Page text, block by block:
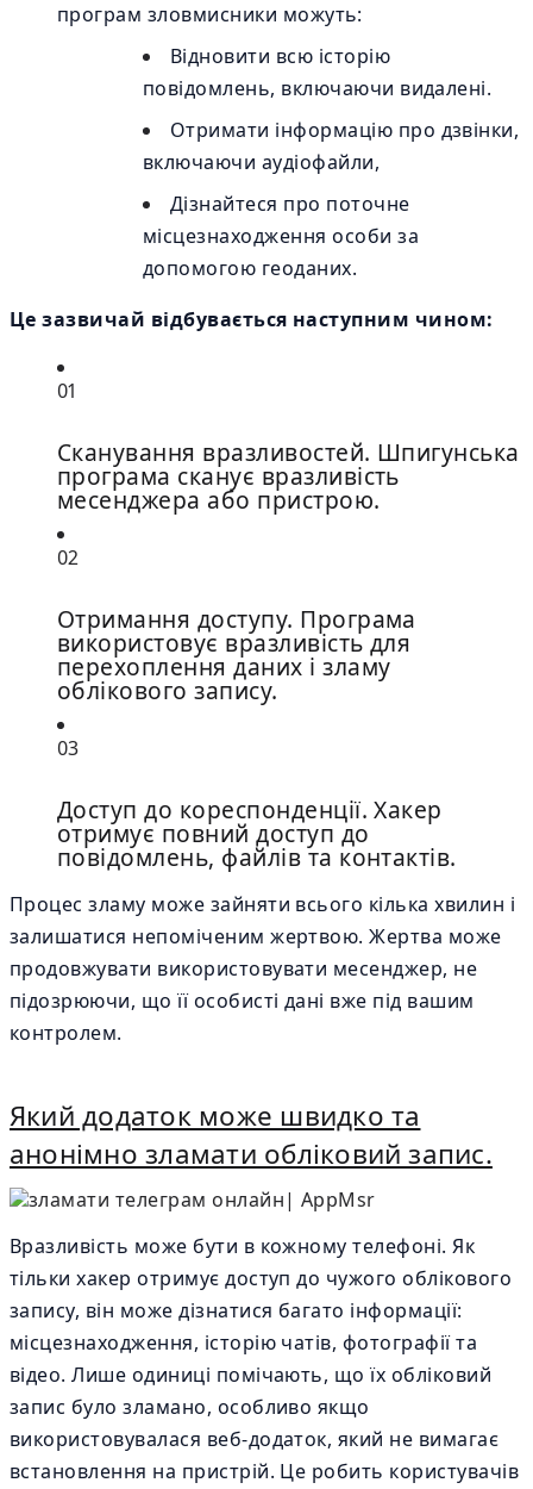
програм зловмисники можуть:
Відновити всю історію
повідомлень, включаючи видалені.
Отримати інформацію про дзвінки,
включаючи аудіофайли,
Дізнайтеся про поточне
місцезнаходження особи за
допомогою геоданих.
Це зазвичай відбувається наступним чином:
01
Сканування вразливостей. Шпигунська
програма сканує вразливість
месенджера або пристрою.
02
Отримання доступу. Програма
використовує вразливість для
перехоплення даних і зламу
облікового запису.
03
Доступ до кореспонденції. Хакер
отримує повний доступ до
повідомлень, файлів та контактів.
Процес зламу може зайняти всього кілька хвилин і
залишатися непоміченим жертвою. Жертва може
продовжувати використовувати месенджер, не
підозрюючи, що її особисті дані вже під вашим
контролем.
Який додаток може швидко та
анонімно зламати обліковий запис.
Вразливість може бути в кожному телефоні. Як
тільки хакер отримує доступ до чужого облікового
запису, він може дізнатися багато інформації:
місцезнаходження, історію чатів, фотографії та
відео. Лише одиниці помічають, що їх обліковий
запис було зламано, особливо якщо
використовувалася веб-додаток, який не вимагає
встановлення на пристрій. Це робить користувачів